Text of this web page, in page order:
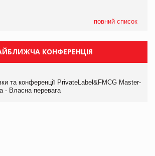
повний список
КОНФЕРЕНЦІЯ
та конференції PrivateLabel&FMCG Master-
- Власна перевага